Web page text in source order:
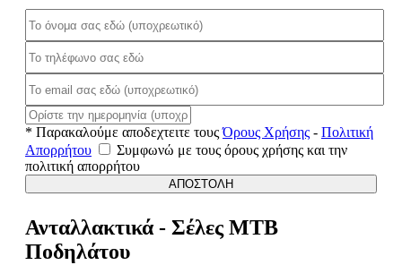
* Παρακαλούμε αποδεχτειτε τουςΌρους Χρήσης - Πολιτική
Απορρήτου
Συμφωνώ με τους όρους χρήσης και την
πολιτική απορρήτου
ΑΠΟΣΤΟΛΗ
Ανταλλακτικά - Σέλες ΜΤΒ
Ποδηλάτου